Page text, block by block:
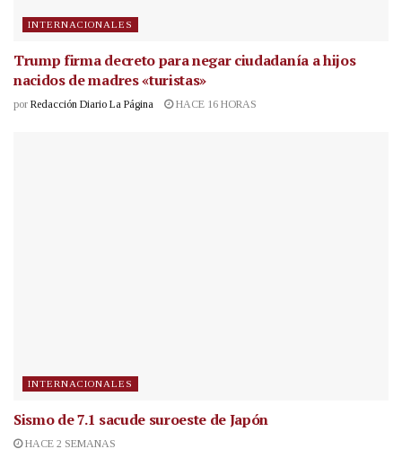
INTERNACIONALES
Trump firma decreto para negar ciudadanía a hijos
nacidos de madres «turistas»
por Redacción Diario La Página HACE 16 HORAS
INTERNACIONALES
Sismo de 7.1 sacude suroeste de Japón
HACE 2 SEMANAS